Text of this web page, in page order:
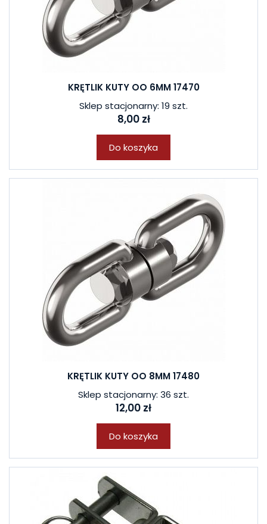
KRĘTLIK KUTY OO 6MM 17470
Sklep stacjonarny: 19 szt.
8,00 zł
Do koszyka
KRĘTLIK KUTY OO 8MM 17480
Sklep stacjonarny: 36 szt.
12,00 zł
Do koszyka